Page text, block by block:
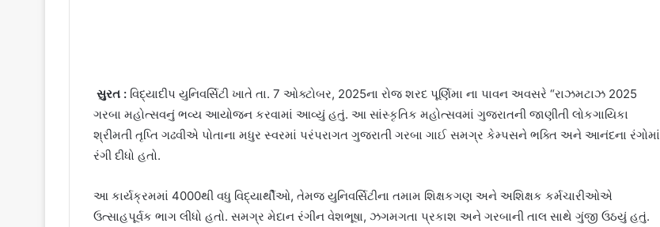
સુરત : વિદ્યાદીપ યુનિવર્સિટી ખાતે તા. 7 ઓક્ટોબર, 2025ના રોજ શરદ પૂર્ણિમા ના પાવન અવસરે “રાઝમટાઝ 2025
ગરબા મહોત્સવનું ભવ્ય આયોજન કરવામાં આવ્યું હતું. આ સાંસ્કૃતિક મહોત્સવમાં ગુજરાતની જાણીતી લોકગાયિકા
શ્રીમતી તૃપ્તિ ગઢવીએ પોતાના મધુર સ્વરમાં પરંપરાગત ગુજરાતી ગરબા ગાઈ સમગ્ર કેમ્પસને ભક્તિ અને આનંદના રંગોમાં
રંગી દીધો હતો.
આ કાર્યક્રમમાં 4000થી વધુ વિદ્યાર્થીઓ, તેમજ યુનિવર્સિટીના તમામ શિક્ષકગણ અને અશિક્ષક કર્મચારીઓએ
ઉત્સાહપૂર્વક ભાગ લીધો હતો. સમગ્ર મેદાન રંગીન વેશભૂષા, ઝગમગતા પ્રકાશ અને ગરબાની તાલ સાથે ગુંજી ઉઠયું હતું.